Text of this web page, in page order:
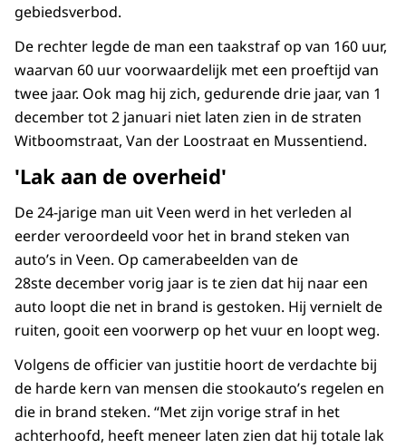
gebiedsverbod.
De rechter legde de man een taakstraf op van 160 uur,
waarvan 60 uur voorwaardelijk met een proeftijd van
twee jaar. Ook mag hij zich, gedurende drie jaar, van 1
december tot 2 januari niet laten zien in de straten
Witboomstraat, Van der Loostraat en Mussentiend.
'Lak aan de overheid'
De 24-jarige man uit Veen werd in het verleden al
eerder veroordeeld voor het in brand steken van
auto’s in Veen. Op camerabeelden van de
28ste december vorig jaar is te zien dat hij naar een
auto loopt die net in brand is gestoken. Hij vernielt de
ruiten, gooit een voorwerp op het vuur en loopt weg.
Volgens de officier van justitie hoort de verdachte bij
de harde kern van mensen die stookauto’s regelen en
die in brand steken. “Met zijn vorige straf in het
achterhoofd, heeft meneer laten zien dat hij totale lak